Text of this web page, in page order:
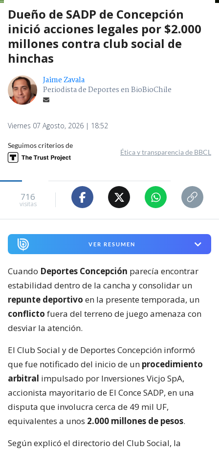
Dueño de SADP de Concepción
inició acciones legales por $2.000
millones contra club social de
hinchas
Jaime Zavala
Periodista de Deportes en BioBioChile
Viernes 07 Agosto, 2026 | 18:52
Seguimos criterios de
Ética y transparencia de BBCL
716
visitas
VER RESUMEN
Cuando Deportes Concepción parecía encontrar
estabilidad dentro de la cancha y consolidar un
repunte deportivo en la presente temporada, un
conflicto fuera del terreno de juego amenaza con
desviar la atención.
El Club Social y de Deportes Concepción informó
que fue notificado del inicio de un procedimiento
arbitral impulsado por Inversiones Vicjo SpA,
accionista mayoritario de El Conce SADP, en una
disputa que involucra cerca de 49 mil UF,
equivalentes a unos 2.000 millones de pesos.
Según explicó el directorio del Club Social, la